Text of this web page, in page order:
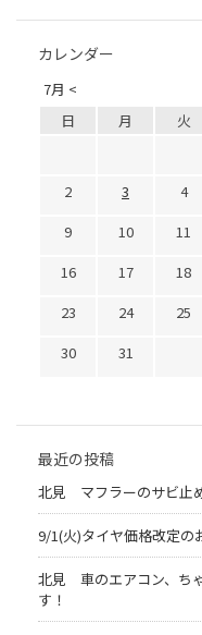
カレンダー
7月 <
日 月 火
2
3 4
9
10 11
16
17 18
23
24 25
30
31
最近の投稿
北見 マフラーのサビ止
9/1(火)タイヤ価格改定の
北見 車のエアコン、ち
す！